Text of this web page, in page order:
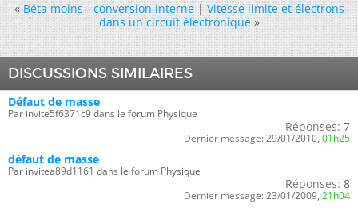
« Béta moins - conversion interne|Vitesse limite et électrons
dans un circuit électronique »
DISCUSSIONS SIMILAIRES
Défaut de masse
Par invite5f6371c9 dans le forum Physique
Réponses: 7
Dernier message: 29/01/2010, 01h25
défaut de masse
Par invitea89d1161 dans le forum Physique
Réponses: 8
Dernier message: 23/01/2009, 21h04